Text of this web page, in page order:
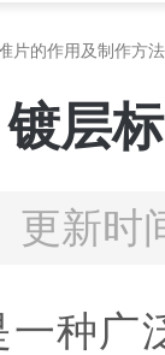
片的作用及制作方
镀层
更新时
广泛